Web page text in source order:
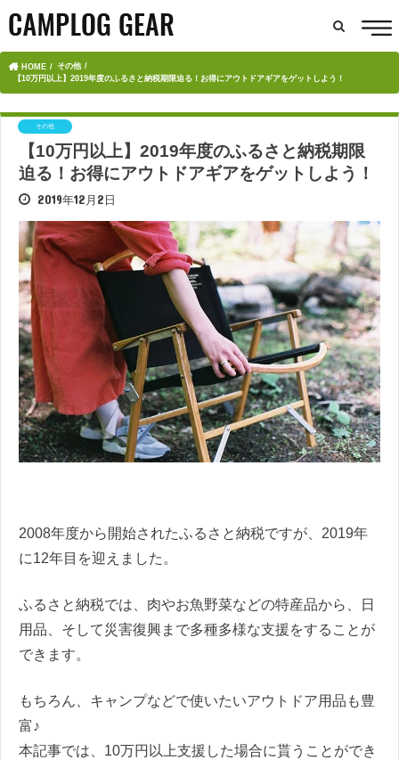
HOME
その他
【10万円以上】2019年度のふるさと納税期限迫る！お得にアウトドアギアをゲットしよう！
その他
【10万円以上】2019年度のふるさと納税期限
迫る！お得にアウトドアギアをゲットしよう！
2019年12月2日
2008年度から開始されたふるさと納税ですが、2019年
に12年目を迎えました。
ふるさと納税では、肉やお魚野菜などの特産品から、日
用品、そして災害復興まで多種多様な支援をすることが
できます。
もちろん、キャンプなどで使いたいアウトドア用品も豊
富♪
本記事では、10万円以上支援した場合に貰うことができ